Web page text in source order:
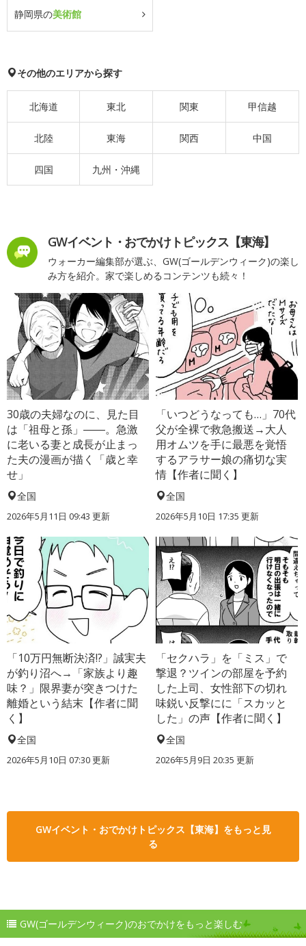
静岡県の美術館
その他のエリアから探す
北海道 東北 関東 甲信越
北陸 東海 関西 中国
四国 九州・沖縄
GWイベント・おでかけトピックス【東海】
ウォーカー編集部が選ぶ、GW(ゴールデンウィーク)の楽し
み方を紹介。家で楽しめるコンテンツも続々！
30歳の夫婦なのに、見た目
は「祖母と孫」――。急激
に老いる妻と成長が止まっ
た夫の漫画が描く「歳と幸
せ」
全国
2026年5月11日 09:43 更新
「いつどうなっても…」70代
父が全裸で救急搬送→大人
用オムツを手に最悪を覚悟
するアラサー娘の痛切な実
情【作者に聞く】
全国
2026年5月10日 17:35 更新
「10万円無断決済!?」誠実夫
が釣り沼へ→「家族より趣
味？」限界妻が突きつけた
離婚という結末【作者に聞
く】
全国
2026年5月10日 07:30 更新
「セクハラ」を「ミス」で
撃退？ツインの部屋を予約
した上司、女性部下の切れ
味鋭い反撃にに「スカッと
した」の声【作者に聞く】
全国
2026年5月9日 20:35 更新
GWイベント・おでかけトピックス【東海】をもっと見
る
GW(ゴールデンウィーク)のおでかけをもっと楽しむ